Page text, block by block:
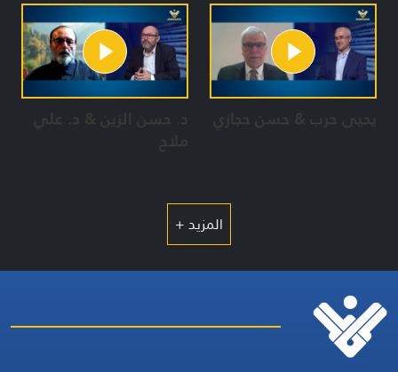
يحيى حرب & حسن حجازي د. حسن الزين & د. علي
ملاح
المزيد +